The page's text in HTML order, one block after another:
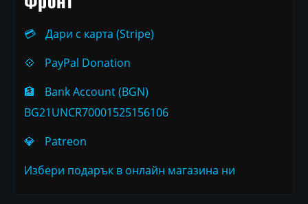
💳
Дари с карта (Stripe)
💠
PayPal Donation
🏦
Bank Account (BGN)
BG21UNCR70001525156106
💎
Patreon
Избери подарък в онлайн магазина ни